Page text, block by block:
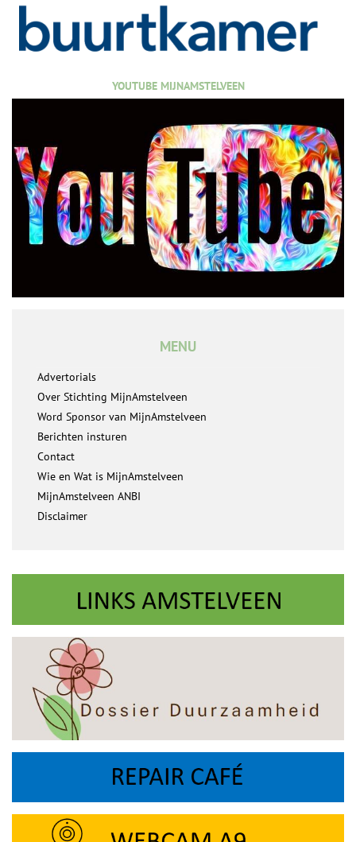
YOUTUBE MIJNAMSTELVEEN
MENU
Advertorials
Over Stichting MijnAmstelveen
Word Sponsor van MijnAmstelveen
Berichten insturen
Contact
Wie en Wat is MijnAmstelveen
MijnAmstelveen ANBI
Disclaimer